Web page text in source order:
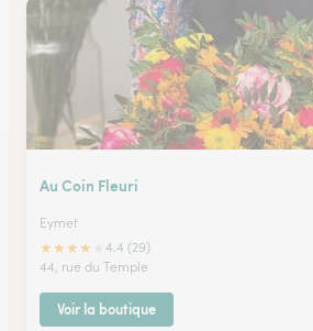
Au Coin Fleuri
Eymet
★★★★
4.4 (29)
44, rue du Temple
Voir la boutique